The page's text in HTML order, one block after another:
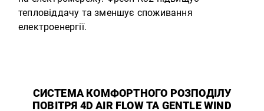
тепловіддачу та зменшує споживання
електроенергії.
СИСТЕМА КОМФОРТНОГО РОЗПОДІЛУ
ПОВІТРЯ 4D AIR FLOW ТА GENTLE WIND